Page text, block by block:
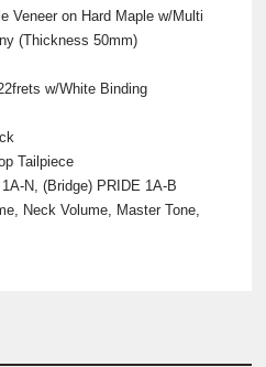
Veneer on Hard Maple w/Multi
(Thickness 50mm)
w/White Binding
Tailpiece
N, (Bridge) PRIDE 1A-B
Neck Volume, Master Tone,